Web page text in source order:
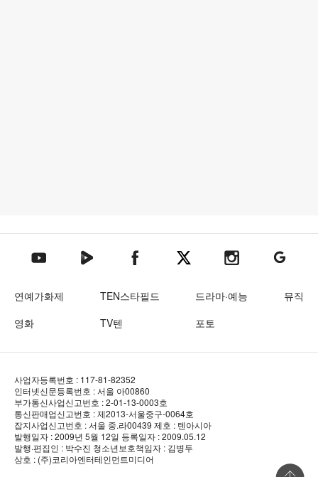
텐아시아 유튜브텐아시아 네이버TV텐아시아 페이스북텐아시아 엑스텐아시아 인스타그램
텐아시아
연예가화제 TEN스타필드 드라마·예능
뮤직
영화
TV텐 포토
사업자등록번호 : 117-81-82352
인터넷신문등록번호 : 서울 아00860
부가통신사업신고번호 : 2-01-13-0003호
통신판매업신고번호 : 제2013-서울중구-0064호
잡지사업신고번호 : 서울 중.라00439 제호 : 텐아시아
발행일자 : 2009년 5월 12일 등록일자 : 2009.05.12
발행·편집인 : 박수진 청소년보호책임자 : 김병두
상호 : (주)코리아엔터테인먼트미디어
상단 바로